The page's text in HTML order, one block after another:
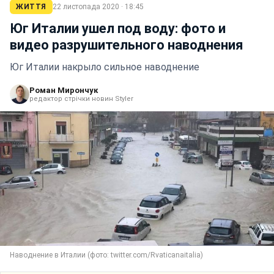
ЖИТТЯ 22 листопада 2020 · 18:45
Юг Италии ушел под воду: фото и
видео разрушительного наводнения
Юг Италии накрыло сильное наводнение
Роман Мирончук
редактор стрічки новин Styler
Наводнение в Италии (фото: twitter.com/Rvaticanaitalia)